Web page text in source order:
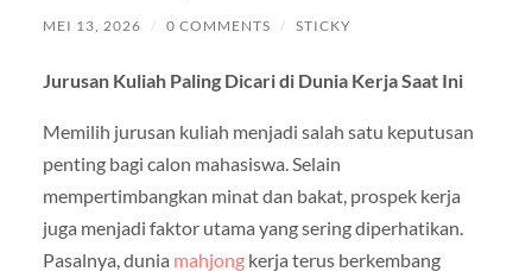
MEI 13, 2026 / 0 COMMENTS / STICKY
Jurusan Kuliah Paling Dicari di Dunia Kerja Saat Ini
Memilih jurusan kuliah menjadi salah satu keputusan
penting bagi calon mahasiswa. Selain
mempertimbangkan minat dan bakat, prospek kerja
juga menjadi faktor utama yang sering diperhatikan.
Pasalnya, dunia mahjongkerja terus berkembang